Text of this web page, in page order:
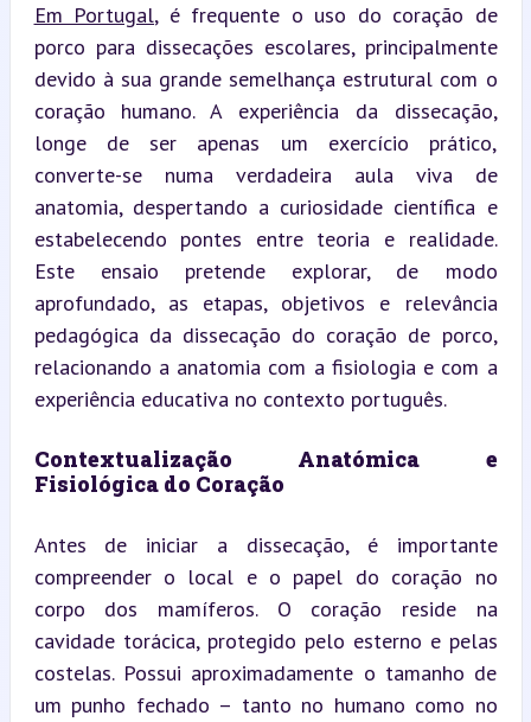
Em Portugal, é frequente o uso do coração de
porco para dissecações escolares, principalmente
devido à sua grande semelhança estrutural com o
coração humano. A experiência da dissecação,
longe de ser apenas um exercício prático,
converte-se numa verdadeira aula viva de
anatomia, despertando a curiosidade científica e
estabelecendo pontes entre teoria e realidade.
Este ensaio pretende explorar, de modo
aprofundado, as etapas, objetivos e relevância
pedagógica da dissecação do coração de porco,
relacionando a anatomia com a fisiologia e com a
experiência educativa no contexto português.
Contextualização Anatómica e
Fisiológica do Coração
Antes de iniciar a dissecação, é importante
compreender o local e o papel do coração no
corpo dos mamíferos. O coração reside na
cavidade torácica, protegido pelo esterno e pelas
costelas. Possui aproximadamente o tamanho de
um punho fechado – tanto no humano como no